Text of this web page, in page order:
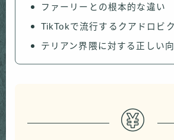
ファーリーとの根本的な違い
TikTokで流行するクアドロビ
テリアン界隈に対する正しい